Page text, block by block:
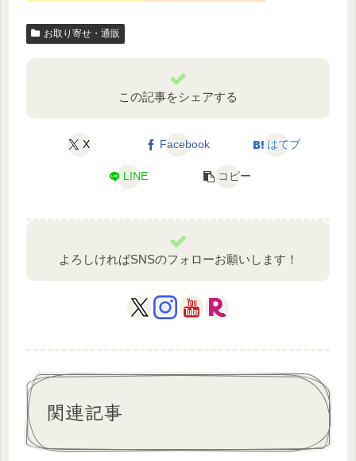
お取り寄せ・通販
この記事をシェアする
X Facebook はてブ
LINE コピー
よろしければSNSのフォローお願いします！
関連記事